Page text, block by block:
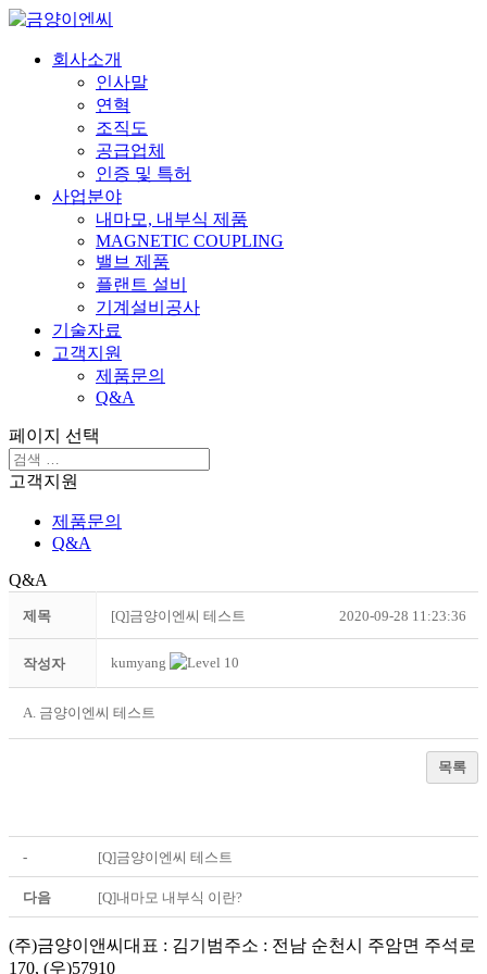
회사소개
인사말
연혁
조직도
공급업체
인증 및 특허
사업분야
내마모, 내부식 제품
MAGNETIC COUPLING
밸브 제품
플랜트 설비
기계설비공사
기술자료
고객지원
제품문의
Q&A
페이지 선택
고객지원
제품문의
Q&A
Q&A
제목 [Q]금양이엔씨 테스트 2020-09-28 11:23:36
작성자 kumyang
A. 금양이엔씨 테스트
목록
- [Q]금양이엔씨 테스트
다음 [Q]내마모 내부식 이란?
(주)금양이앤씨 대표 : 김기범주소 : 전남 순천시 주암면 주석로
170, (우)57910